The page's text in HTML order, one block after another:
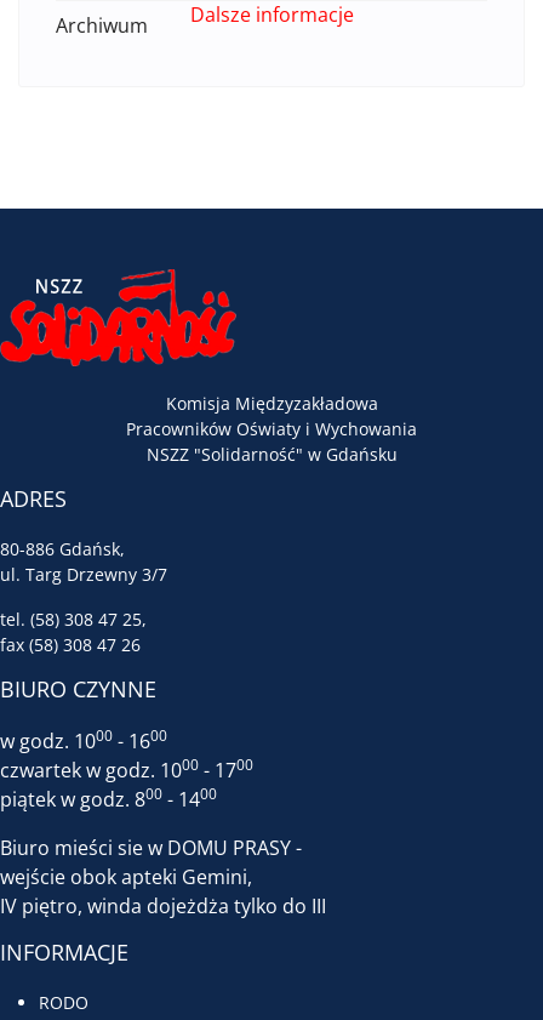
Archiwum
Komisja Międzyzakładowa
Pracowników Oświaty i Wychowania
NSZZ "Solidarność" w Gdańsku
ADRES
80-886 Gdańsk,
ul. Targ Drzewny 3/7
tel. (58) 308 47 25,
fax (58) 308 47 26
BIURO CZYNNE
w godz. 1000 - 1600
czwartek w godz. 1000 - 1700
piątek w godz. 800 - 1400
Biuro mieści sie w DOMU PRASY -
wejście obok apteki Gemini,
IV piętro, winda dojeżdża tylko do III
INFORMACJE
RODO
Dalsze informacje